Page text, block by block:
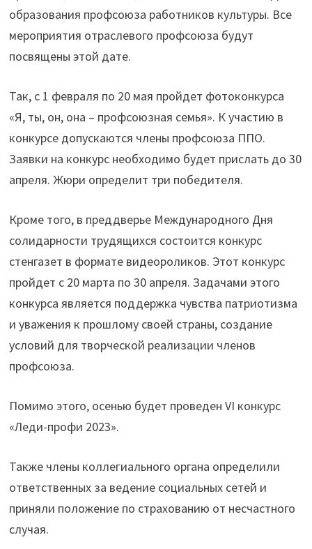
образования профсоюза работников культуры. Все
мероприятия отраслевого профсоюза будут
посвящены этой дате.
Так, с 1 февраля по 20 мая пройдет фотоконкурса
«Я, ты, он, она – профсоюзная семья». К участию в
конкурсе допускаются члены профсоюза ППО.
Заявки на конкурс необходимо будет прислать до 30
апреля. Жюри определит три победителя.
Кроме того, в преддверье Международного Дня
солидарности трудящихся состоится конкурс
стенгазет в формате видеороликов. Этот конкурс
пройдет с 20 марта по 30 апреля. Задачами этого
конкурса является поддержка чувства патриотизма
и уважения к прошлому своей страны, создание
условий для творческой реализации членов
профсоюза.
Помимо этого, осенью будет проведен VI конкурс
«Леди-профи 2023».
Также члены коллегиального органа определили
ответственных за ведение социальных сетей и
приняли положение по страхованию от несчастного
случая.